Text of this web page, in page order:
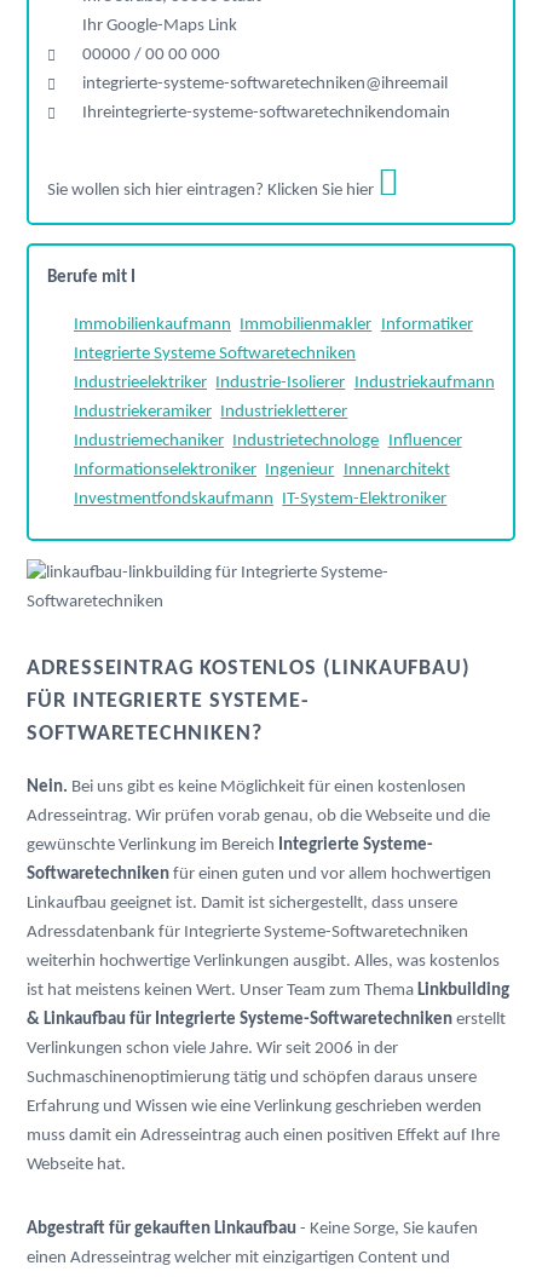
Ihr Google-Maps Link
00000 / 00 00 000
integrierte-systeme-softwaretechniken@ihreemail
Ihreintegrierte-systeme-softwaretechnikendomain
Sie wollen sich hier eintragen? Klicken Sie hier
Berufe mit I
Immobilienkaufmann Immobilienmakler
Informatiker
Integrierte Systeme Softwaretechniken
Industrieelektriker
Industrie-Isolierer
Industriekaufmann
Industriekeramiker
Industriekletterer
Industriemechaniker
Industrietechnologe
Influencer
Informationselektroniker
Ingenieur
Innenarchitekt
Investmentfondskaufmann
IT-System-Elektroniker
ADRESSEINTRAG KOSTENLOS (LINKAUFBAU)
FÜR INTEGRIERTE SYSTEME-
SOFTWARETECHNIKEN?
Nein. Bei uns gibt es keine Möglichkeit für einen kostenlosen
Adresseintrag. Wir prüfen vorab genau, ob die Webseite und die
gewünschte Verlinkung im Bereich Integrierte Systeme-
Softwaretechniken für einen guten und vor allem hochwertigen
Linkaufbau geeignet ist. Damit ist sichergestellt, dass unsere
Adressdatenbank für Integrierte Systeme-Softwaretechniken
weiterhin hochwertige Verlinkungen ausgibt. Alles, was kostenlos
ist hat meistens keinen Wert. Unser Team zum Thema Linkbuilding
& Linkaufbau für Integrierte Systeme-Softwaretechniken erstellt
Verlinkungen schon viele Jahre. Wir seit 2006 in der
Suchmaschinenoptimierung tätig und schöpfen daraus unsere
Erfahrung und Wissen wie eine Verlinkung geschrieben werden
muss damit ein Adresseintrag auch einen positiven Effekt auf Ihre
Webseite hat.
Abgestraft für gekauften Linkaufbau - Keine Sorge, Sie kaufen
einen Adresseintrag welcher mit einzigartigen Content und